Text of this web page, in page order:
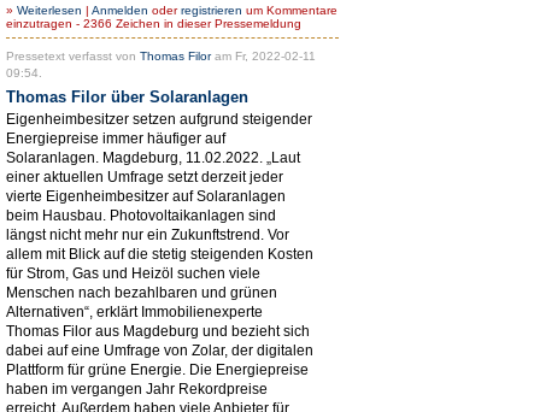
» Weiterlesen | Anmelden oderregistrieren um Kommentare
einzutragen - 2366 Zeichen in dieser Pressemeldung
Pressetext verfasst von Thomas Filoram Fr, 2022-02-11
09:54.
Thomas Filor über Solaranlagen
Eigenheimbesitzer setzen aufgrund steigender
Energiepreise immer häufiger auf
Solaranlagen. Magdeburg, 11.02.2022. „Laut
einer aktuellen Umfrage setzt derzeit jeder
vierte Eigenheimbesitzer auf Solaranlagen
beim Hausbau. Photovoltaikanlagen sind
längst nicht mehr nur ein Zukunftstrend. Vor
allem mit Blick auf die stetig steigenden Kosten
für Strom, Gas und Heizöl suchen viele
Menschen nach bezahlbaren und grünen
Alternativen“, erklärt Immobilienexperte
Thomas Filor aus Magdeburg und bezieht sich
dabei auf eine Umfrage von Zolar, der digitalen
Plattform für grüne Energie. Die Energiepreise
haben im vergangen Jahr Rekordpreise
erreicht. Außerdem haben viele Anbieter für